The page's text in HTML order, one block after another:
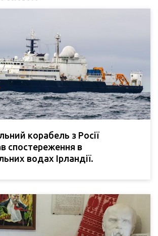
корабель з Росії
спостереження в
водах Ірландії.